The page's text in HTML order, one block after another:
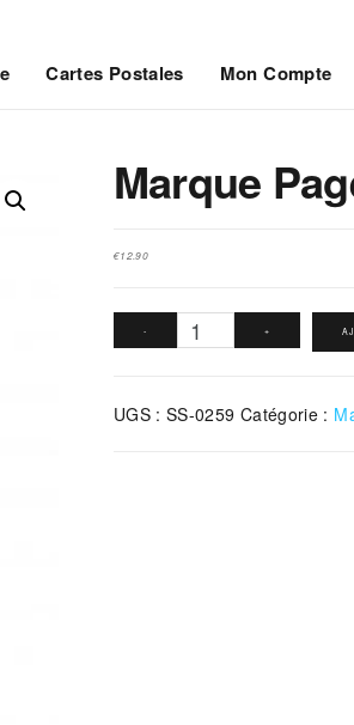
Cartes Postales Mon Compte
Marque
€12.90
-
quantité
Page
+
UGS : SS-0259 Catégorie :